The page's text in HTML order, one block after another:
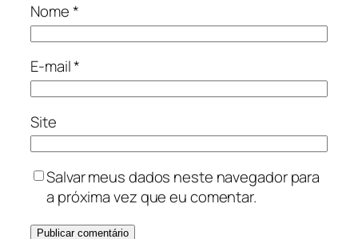
Nome*
E-mail*
Site
Salvar meus dados neste navegador para
a próxima vez que eu comentar.